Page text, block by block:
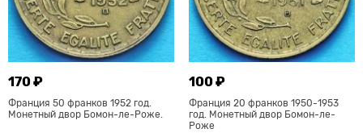
170 ₽
Франция 50 франков 1952 год.
Монетный двор Бомон-ле-Роже.
100 ₽
Франция 20 франков 1950-1953
год. Монетный двор Бомон-ле-
Роже